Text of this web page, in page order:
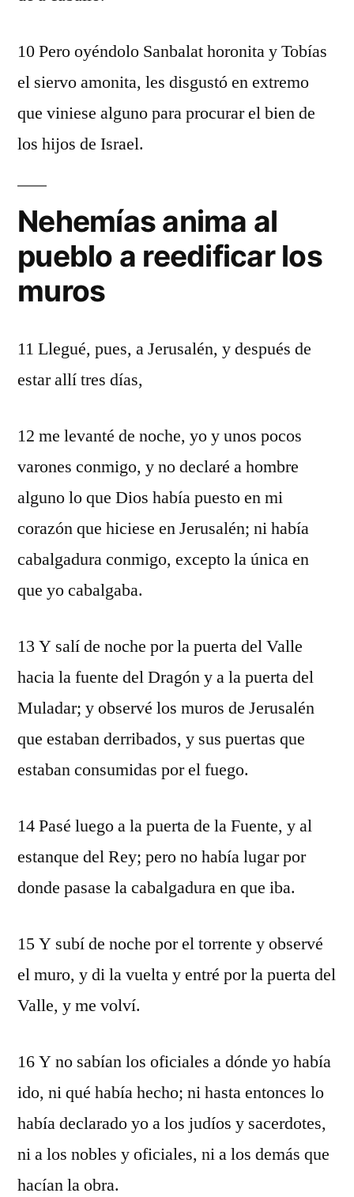
10 Pero oyéndolo Sanbalat horonita y Tobías
el siervo amonita, les disgustó en extremo
que viniese alguno para procurar el bien de
los hijos de Israel.
Nehemías anima al
pueblo a reedificar los
muros
11 Llegué, pues, a Jerusalén, y después de
estar allí tres días,
12 me levanté de noche, yo y unos pocos
varones conmigo, y no declaré a hombre
alguno lo que Dios había puesto en mi
corazón que hiciese en Jerusalén; ni había
cabalgadura conmigo, excepto la única en
que yo cabalgaba.
13 Y salí de noche por la puerta del Valle
hacia la fuente del Dragón y a la puerta del
Muladar; y observé los muros de Jerusalén
que estaban derribados, y sus puertas que
estaban consumidas por el fuego.
14 Pasé luego a la puerta de la Fuente, y al
estanque del Rey; pero no había lugar por
donde pasase la cabalgadura en que iba.
15 Y subí de noche por el torrente y observé
el muro, y di la vuelta y entré por la puerta del
Valle, y me volví.
16 Y no sabían los oficiales a dónde yo había
ido, ni qué había hecho; ni hasta entonces lo
había declarado yo a los judíos y sacerdotes,
ni a los nobles y oficiales, ni a los demás que
hacían la obra.